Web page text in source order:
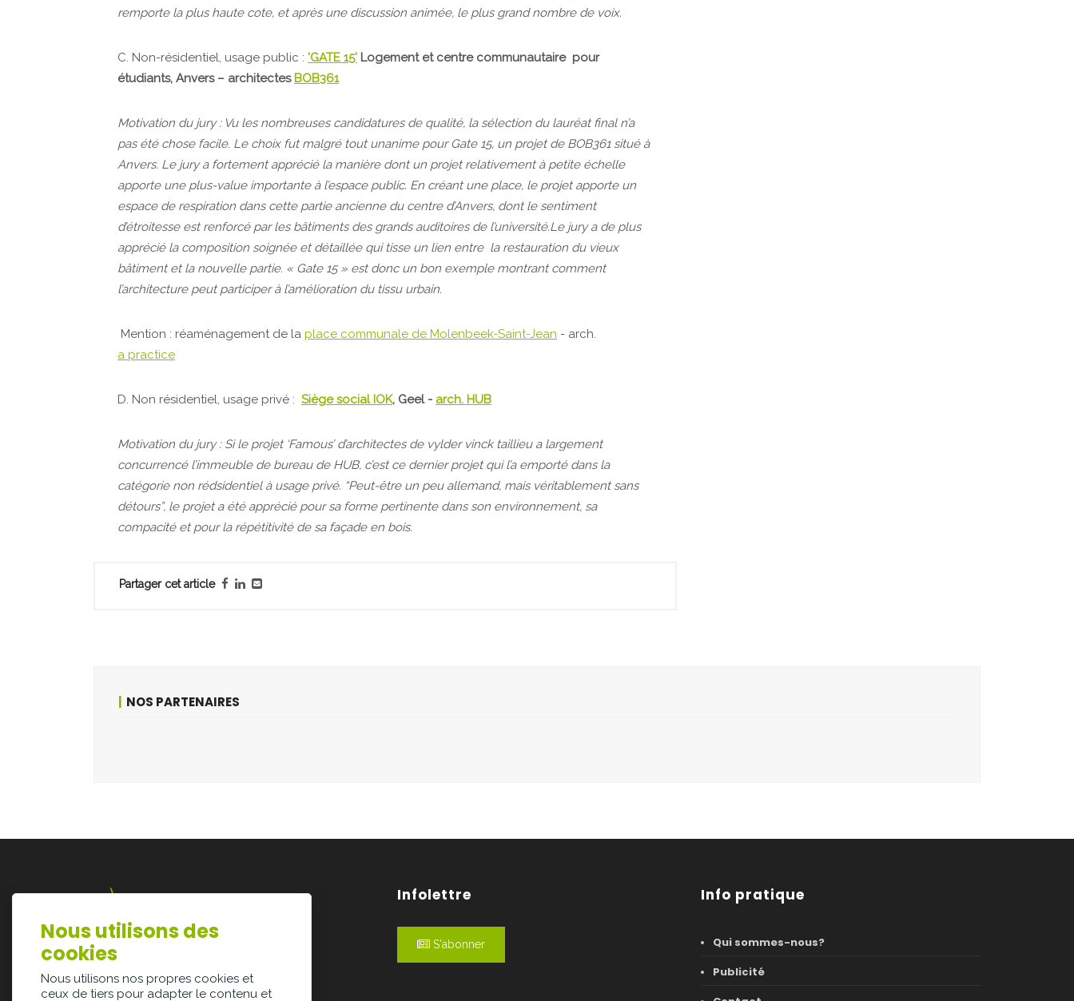
remporte la plus haute cote, et après une discussion animée, le plus grand nombre de voix.
C. Non-résidentiel, usage public : 'GATE 15' Logement et centre communautaire pour
étudiants, Anvers – architectes BOB361
Motivation du jury : Vu les nombreuses candidatures de qualité, la sélection du lauréat final n’a
pas été chose facile. Le choix fut malgré tout unanime pour Gate 15, un projet de BOB361 situé à
Anvers. Le jury a fortement apprécié la manière dont un projet relativement à petite échelle
apporte une plus-value importante à l’espace public. En créant une place, le projet apporte un
espace de respiration dans cette partie ancienne du centre d’Anvers, dont le sentiment
d’étroitesse est renforcé par les bâtiments des grands auditoires de l’université.Le jury a de plus
apprécié la composition soignée et détaillée qui tisse un lien entre la restauration du vieux
bâtiment et la nouvelle partie. « Gate 15 » est donc un bon exemple montrant comment
l’architecture peut participer à l’amélioration du tissu urbain.
Mention : réaménagement de la place communale de Molenbeek-Saint-Jean - arch.
a practice
D. Non résidentiel, usage privé : Siège social IOK, Geel - arch. HUB
Motivation du jury : Si le projet ‘Famous’ d’architectes de vylder vinck taillieu a largement
concurrencé l’immeuble de bureau de HUB, c’est ce dernier projet qui l’a emporté dans la
catégorie non rédsidentiel à usage privé. “Peut-être un peu allemand, mais véritablement sans
détours”, le projet a été apprécié pour sa forme pertinente dans son environnement, sa
compacité et pour la répétitivité de sa façade en bois.
Partager cet article
NOS PARTENAIRES
Lazarijstraat 168
3500 Hasselt
Infolettre
S'abonner
Info pratique
Qui sommes-nous?
Publicité
Nous utilisons des
cookies
Nous utilisons nos propres cookies et
ceux de tiers pour adapter le contenu et